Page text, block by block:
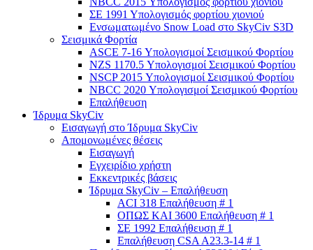
ΣΕ 1991 Υπολογισμός φορτίου χιονιού
Ενσωματωμένο Snow Load στο SkyCiv S3D
Σεισμικά Φορτία
ASCE 7-16 Υπολογισμοί Σεισμικού Φορτίου
NZS 1170.5 Υπολογισμοί Σεισμικού Φορτίου
NSCP 2015 Υπολογισμοί Σεισμικού Φορτίου
NBCC 2020 Υπολογισμοί Σεισμικού Φορτίου
Επαλήθευση
Ίδρυμα SkyCiv
Εισαγωγή στο Ίδρυμα SkyCiv
Απομονωμένες θέσεις
Εισαγωγή
Εγχειρίδιο χρήστη
Εκκεντρικές βάσεις
Ίδρυμα SkyCiv – Επαλήθευση
ACI 318 Επαλήθευση # 1
ΟΠΩΣ ΚΑΙ 3600 Επαλήθευση # 1
ΣΕ 1992 Επαλήθευση # 1
Επαλήθευση CSA A23.3-14 # 1